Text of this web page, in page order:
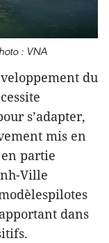
: VNA
du
s’adapter,
mis en
partie
Ville
dans